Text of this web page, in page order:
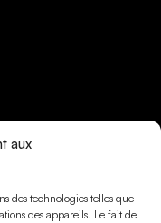
aux
des technologies telles que
des appareils. Le fait de